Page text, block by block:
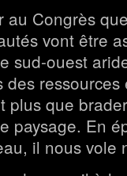
au Congrès
vont être
sud-ouest
plus que
paysage. En
il nous vole